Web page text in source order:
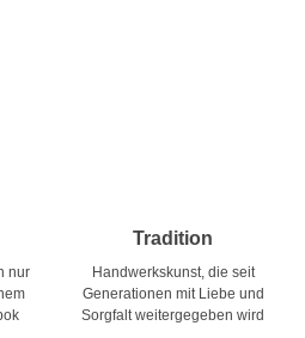
nur
Tradition
Handwerkskunst, die seit
Generationen mit Liebe und
Sorgfalt weitergegeben wird